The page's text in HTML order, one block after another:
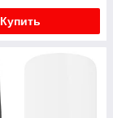
Купить